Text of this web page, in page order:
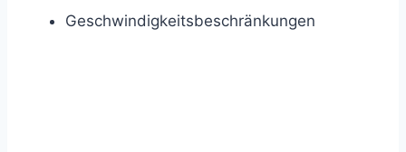
Geschwindigkeitsbeschränkungen